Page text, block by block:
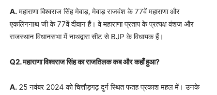
A.महाराणा विश्वराज सिंह मेवाड़, मेवाड़ राजवंश के 77वें महाराणा और
एकलिंगनाथ जी के 77वें दीवान हैं। वे महाराणा प्रताप के प्रत्यक्ष वंशज और
राजस्थान विधानसभा में नाथद्वारा सीट से BJP के विधायक हैं।
Q2. महाराणा विश्वराज सिंह का राजतिलक कब और कहाँ हुआ?
A. 25 नवंबर 2024 को चित्तौड़गढ़ दुर्ग स्थित फतह प्रकाश महल में। उनके